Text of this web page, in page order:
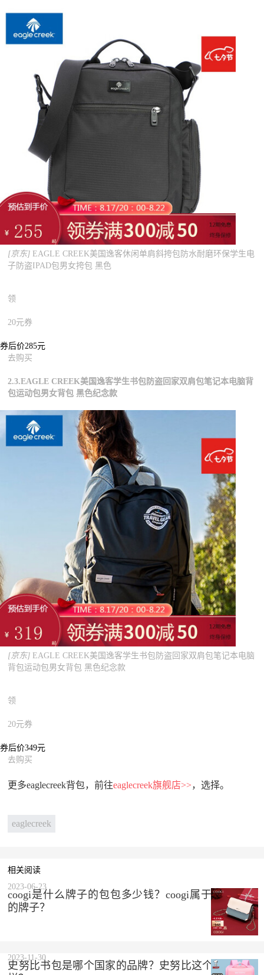
[京东] EAGLE CREEK美国逸客休闲单肩斜挎包防水耐磨环保学生电
子防盗IPAD包男女挎包 黑色
领
20元券
券后价285元
去购买
2.3.EAGLE CREEK美国逸客学生书包防盗回家双肩包笔记本电脑背
包运动包男女背包 黑色纪念款
[京东] EAGLE CREEK美国逸客学生书包防盗回家双肩包笔记本电脑
背包运动包男女背包 黑色纪念款
领
20元券
券后价349元
去购买
更多eaglecreek背包，前往eaglecreek旗舰店>>，选择。
eaglecreek
相关阅读
coogi是什么牌子的包包多少钱？coogi属于什么档次
的牌子？
2023-06-23
史努比书包是哪个国家的品牌？史努比这个品牌怎么
2023-11-30